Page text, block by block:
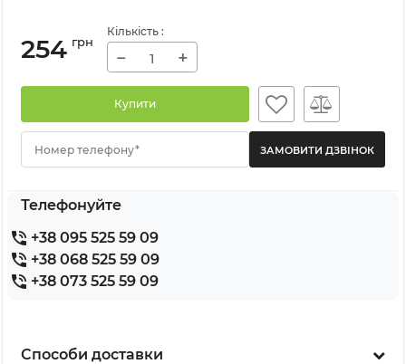
254 грн
Кількість :
− +
Купити
Номер телефону*
Телефонуйте
+38 095 525 59 09
+38 068 525 59 09
+38 073 525 59 09
Способи доставки